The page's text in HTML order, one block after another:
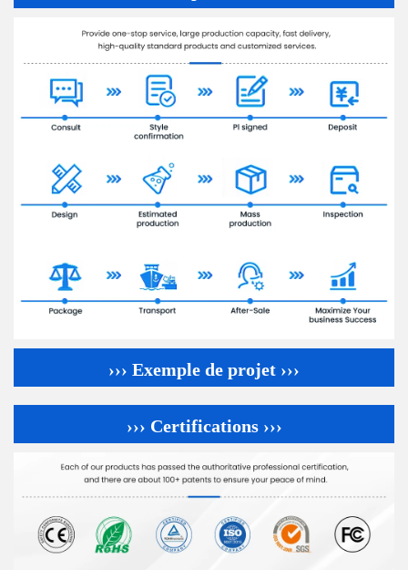
››› Exemple de projet ›››
››› Certifications ›››